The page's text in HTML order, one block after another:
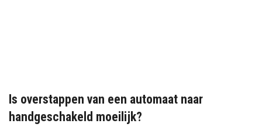
Is overstappen van een automaat naar
handgeschakeld moeilijk?